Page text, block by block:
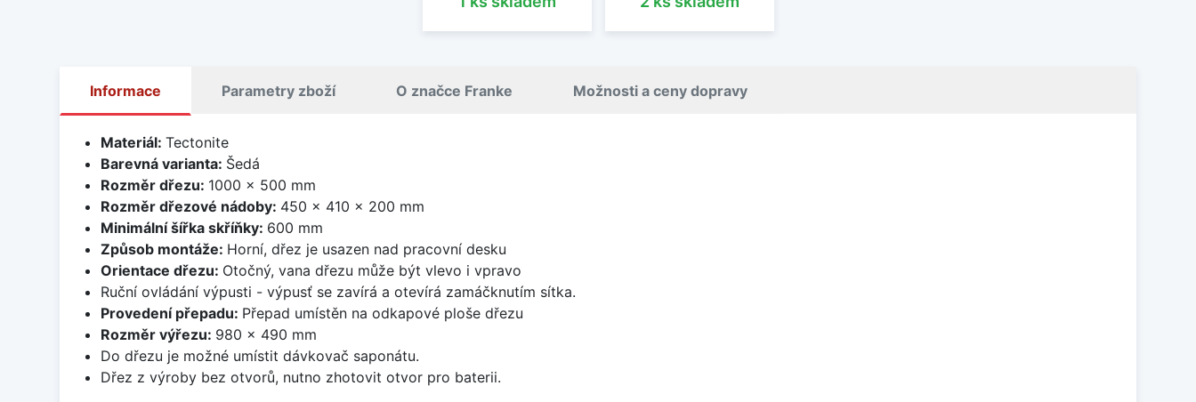
Informace Parametry zboží O značce Franke Možnosti a ceny dopravy
Materiál: Tectonite
Barevná varianta: Šedá
Rozměr dřezu: 1000 x 500 mm
Rozměr dřezové nádoby: 450 x 410 x 200 mm
Minimální šířka skříňky: 600 mm
Způsob montáže: Horní, dřez je usazen nad pracovní desku
Orientace dřezu: Otočný, vana dřezu může být vlevo i vpravo
Ruční ovládání výpusti - výpusť se zavírá a otevírá zamáčknutím sítka.
Provedení přepadu: Přepad umístěn na odkapové ploše dřezu
Rozměr výřezu: 980 x 490 mm
Do dřezu je možné umístit dávkovač saponátu.
Dřez z výroby bez otvorů, nutno zhotovit otvor pro baterii.